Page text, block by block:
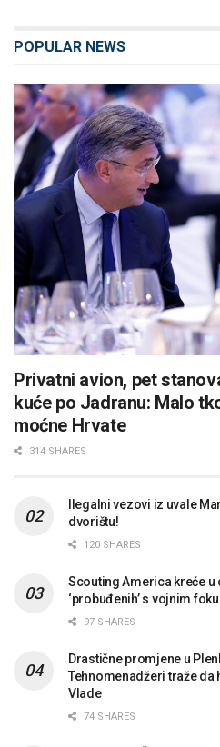
POPULAR NEWS
Privatni avion, pet
kuće po Jadranu: Malo
moćne Hrvate
314 SHARES
Ilegalni vezovi iz uvale
dvorištu!
120 SHARES
Scouting America kreće
‘probuđenih’ s vojnim
97 SHARES
Drastične promjene u
Tehnomenadžeri traže
Vlade
74 SHARES